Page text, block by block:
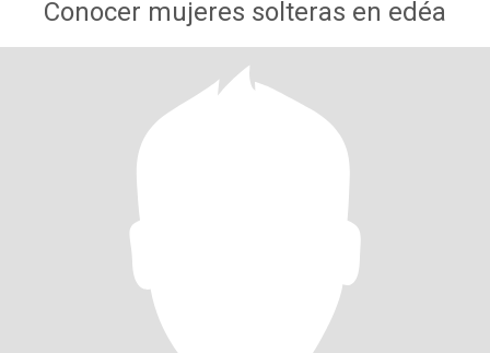
Conocer mujeres solteras en edéa